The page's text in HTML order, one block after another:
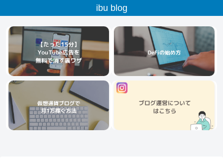
ibu blog